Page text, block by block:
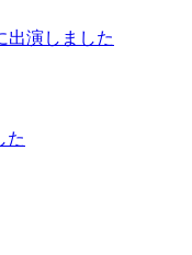
出演しました
た